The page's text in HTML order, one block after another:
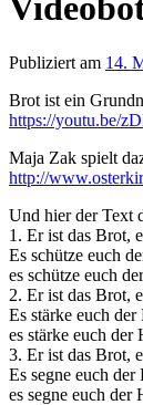
Publiziert am 14.
Brot ist ein
https://youtu.be/
Maja Zak spielt
http://
Und hier der Text
1. Er ist das Brot,
Es schütze euch
es schütze euch
2. Er ist das Brot,
Es stärke euch
es stärke euch
3. Er ist das Brot,
Es segne euch
es segne euch der